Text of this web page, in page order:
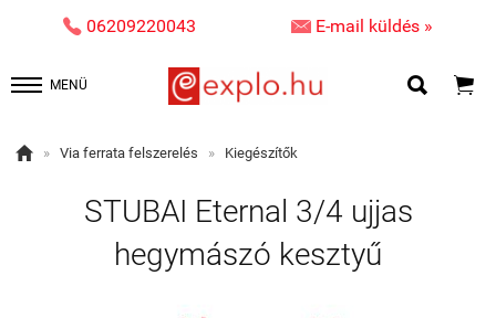
 06209220043  E-mail küldés »
MENÜ  
 » Via ferrata felszerelés » Kiegészítők
STUBAI Eternal 3/4 ujjas
hegymászó kesztyű